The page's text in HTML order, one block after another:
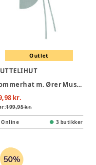
Outlet
Sommerhat m. Ører Muslin - Gray Mist
kr.
199,95 kr.
Online 3 butikker